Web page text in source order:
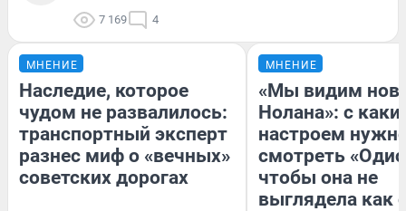
7 169 4
МНЕНИЕ
Наследие, которое
чудом не развалилось:
транспортный эксперт
разнес миф о «вечных»
советских дорогах
МНЕНИЕ
«Мы видим
Нолана»: с
настроем
смотреть
чтобы она не
выглядела как